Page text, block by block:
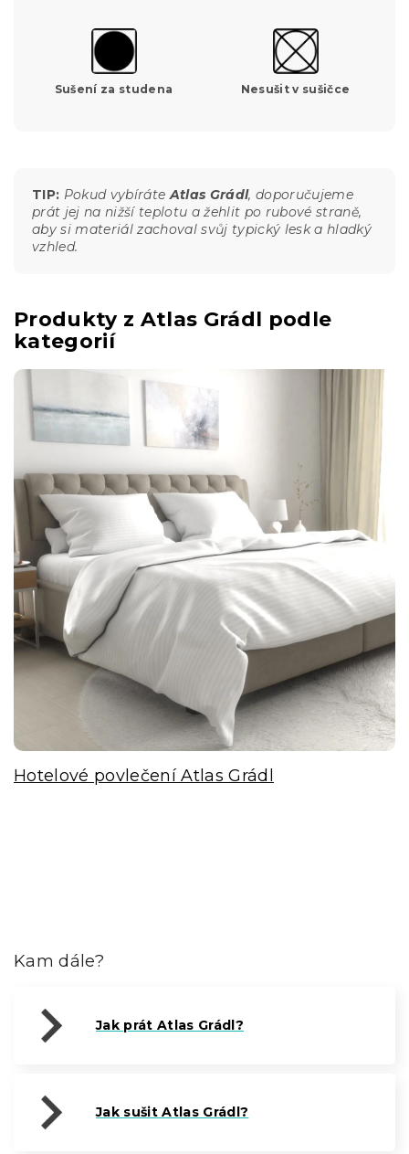
Sušení za studena Nesušit v sušičce
TIP: Pokud vybíráteAtlas Grádl, doporučujeme
prát jej na nižší teplotu a žehlit po rubové straně,
aby si materiál zachoval svůj typický lesk a hladký
vzhled.
Produkty z Atlas Grádl podle
kategorií
Hotelové povlečení Atlas Grádl
Kam dále?
Jak prát Atlas Grádl?
Jak sušit Atlas Grádl?